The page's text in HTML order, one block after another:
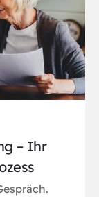
– Ihr